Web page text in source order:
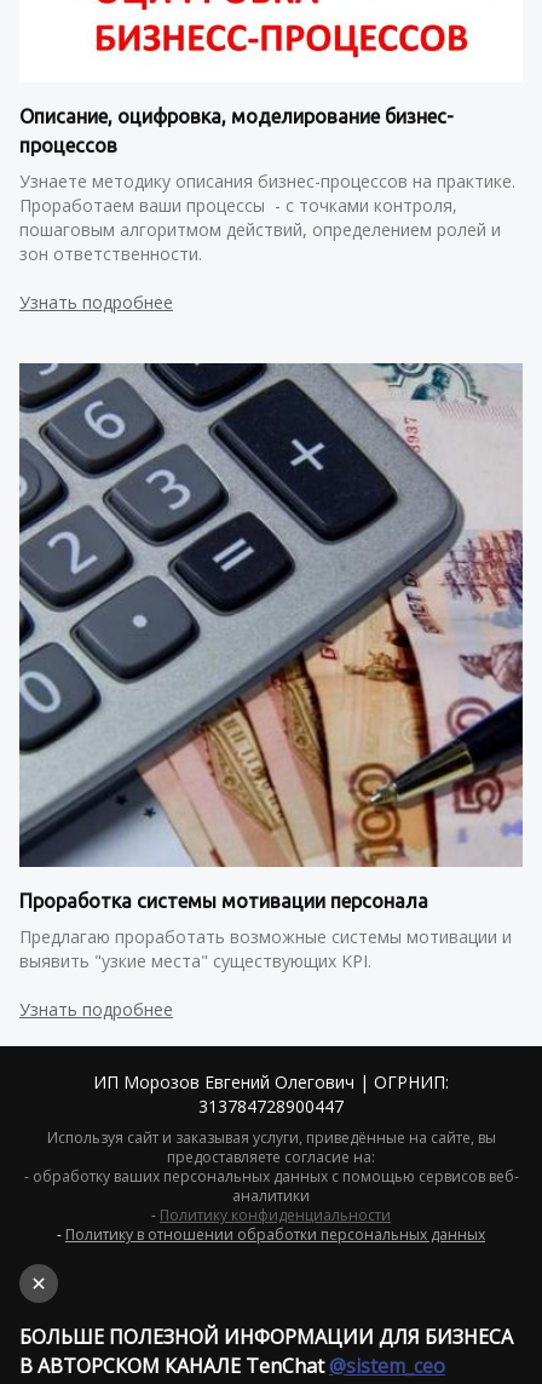
Описание, оцифровка, моделирование бизнес-
процессов
Узнаете методику описания бизнес-процессов на практике.
Проработаем ваши процессы  - с точками контроля,
пошаговым алгоритмом действий, определением ролей и
зон ответственности.
Узнать подробнее
Проработка системы мотивации персонала
Предлагаю проработать возможные системы мотивации и
выявить "узкие места" существующих KPI.
Узнать подробнее
БОЛЬШЕ ПОЛЕЗНОЙ ИНФОРМАЦИИ ДЛЯ БИЗНЕСА
В АВТОРСКОМ КАНАЛЕ TenChat@sistem_ceo
ИП Морозов Евгений Олегович | ОГРНИП:
313784728900447
Используя сайт и заказывая услуги, приведённые на сайте, вы
предоставляете согласие на:
- обработку ваших персональных данных с помощью сервисов веб-
аналитики
- Политику конфиденциальности
- Политику в отношении обработки персональных данных